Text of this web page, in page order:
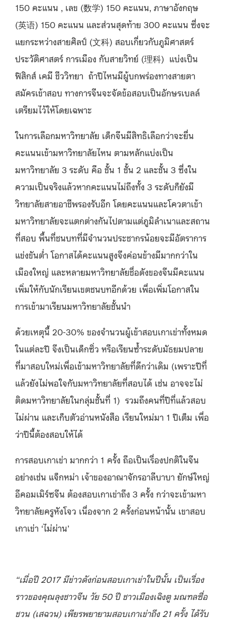
150 คะแนน , เลข (数学) 150 คะแนน, ภาษาอังกฤษ
(英语) 150 คะแนน และส่วนสุดท้าย 300 คะแนน ซึ่งจะ
แยกระหว่างสายศิลป์ (文科) สอบเกี่ยวกับภูมิศาสตร์
ประวัติศาสตร์ การเมือง กับสายวิทย์ (理科) แบ่งเป็น
ฟิสิกส์ เคมี ชีววิทยา ถ้าปีไหนมีผู้บกพร่องทางสายตา
สมัครเข้าสอบ ทางการจีนจะจัดข้อสอบเป็นอักษรเบลล์
เตรียมไว้ให้โดยเฉพาะ
ในการเลือกมหาวิทยาลัย เด็กจีนมีสิทธิเลือกว่าจะยื่น
คะแนนเข้ามหาวิทยาลัยไหน ตามหลักแบ่งเป็น
มหาวิทยาลัย 3 ระดับ คือ ชั้น 1 ชั้น 2 และชั้น 3 ซึ่งใน
ความเป็นจริงแล้วหากคะแนนไม่ถึงทั้ง 3 ระดับก็ยังมี
วิทยาลัยสายอาชีพรองรับอีก โดยคะแนนและโควตาเข้า
มหาวิทยาลัยจะแตกต่างกันไปตามแต่ภูมิลำเนาและสถาน
ที่สอบ พื้นที่ชนบทที่มีจำนวนประชากรน้อยจะมีอัตราการ
แข่งขันต่ำ โอกาสได้คะแนนสูงจึงค่อนข้างมีมากกว่าใน
เมืองใหญ่ และหลายมหาวิทยาลัยชื่อดังของจีนมีคะแนน
เพิ่มให้กับนักเรียนเขตชนบทอีกด้วย เพื่อเพิ่มโอกาสใน
การเข้ามาเรียนมหาวิทยาลัยชั้นนำ
ด้วยเหตุนี้ 20-30% ของจำนวนผู้เข้าสอบเกาเข่าทั้งหมด
ในแต่ละปี จึงเป็นเด็กซิ่ว หรือเรียนซ้ำระดับมัธยมปลาย
ที่มาสอบใหม่เพื่อเข้ามหาวิทยาลัยที่ดีกว่าเดิม (เพราะปีที่
แล้วยังไม่พอใจกับมหาวิทยาลัยที่สอบได้ เช่น อาจจะไม่
ติดมหาวิทยาลัยในกลุ่มชั้นที่ 1) รวมถึงคนที่ปีที่แล้วสอบ
ไม่ผ่าน และเก็บตัวอ่านหนังสือ เรียนใหม่มา 1 ปีเต็ม เพื่อ
ว่าปีนี้ต้องสอบให้ได้
การสอบเกาเข่า มากกว่า 1 ครั้ง ถือเป็นเรื่องปกติในจีน
อย่างเช่น แจ็กหม่า เจ้าของอาณาจักรอาลีบาบา ยักษ์ใหญ่
อีคอมเมิร์ซจีน ต้องสอบเกาเข่าถึง 3 ครั้ง กว่าจะเข้ามหา
วิทยาลัยครูหังโจว เนื่องจาก 2 ครั้งก่อนหน้านั้น เขาสอบ
เกาเข่า ‘ไม่ผ่าน’
“เมื่อปี 2017 มีข่าวดังก่อนสอบเกาเข่าในปีนั้น เป็นเรื่อง
ราวของคุณลุงชาวจีน วัย 50 ปี ชาวเมืองเฉิงตู มณฑลซื่อ
ชวน (เสฉวน)เพียรพยายามสอบเกาเข่าถึง 21 ครั้ง ได้รับ